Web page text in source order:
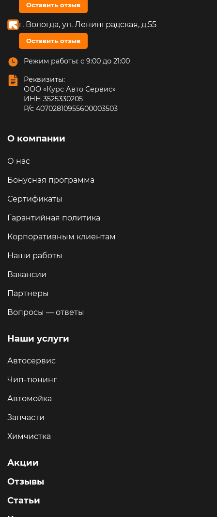
Оставить отзыв
г. Вологда, ул. Ленинградская, д.55
Оставить отзыв
Режим работы: с 9:00 до 21:00
Реквизиты:
ООО «Курс Авто Сервис»
ИНН 3525330205
Р/с 40702810955600003503
О компании
О нас
Бонусная программа
Сертификаты
Гарантийная политика
Корпоративным клиентам
Наши работы
Вакансии
Партнеры
Вопросы — ответы
Наши услуги
Автосервис
Чип-тюнинг
Автомойка
Запчасти
Химчистка
Акции
Отзывы
Статьи